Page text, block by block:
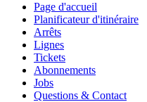
Page d'accueil
Planificateur d'itinéraire
Arrêts
Lignes
Tickets
Abonnements
Jobs
Questions & Contact